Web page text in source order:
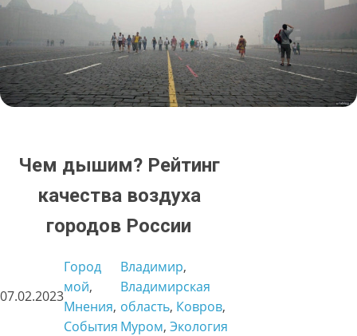
Чем дышим? Рейтинг
качества воздуха
городов России
07.02.2023
Город
мой
Мнения
События
Владимир
Владимирская
область, Ковров
Муром, Экология